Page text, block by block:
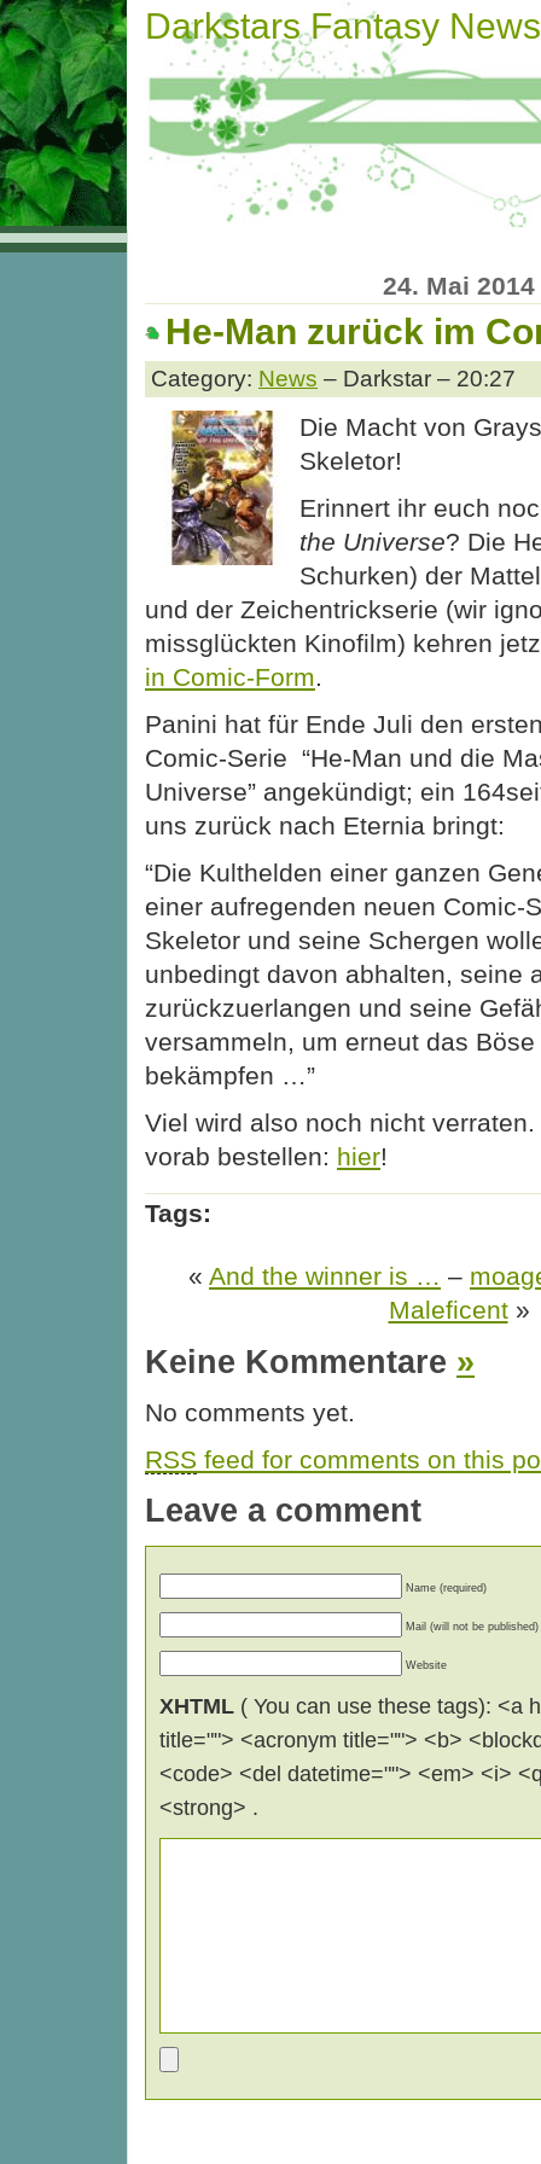
Darkstars Fantasy News
24. Mai 2014
He-Man zurück im
Category: News – Darkstar – 20:27
Die Macht von
Skeletor!
Erinnert ihr euch
the Universe? Die
Schurken) der
und der Zeichentrickserie (wir
missglückten Kinofilm) kehren
in Comic-Form.
Panini hat für Ende Juli den
Comic-Serie “He-Man und die
Universe” angekündigt; ein
uns zurück nach Eternia bringt:
“Die Kulthelden einer ganzen
einer aufregenden neuen Comic-
Skeletor und seine Schergen
unbedingt davon abhalten, seine
zurückzuerlangen und seine
versammeln, um erneut das
bekämpfen …”
Viel wird also noch nicht
vorab bestellen: hier!
Tags:
« And the winner is … –
Maleficent»
Keine Kommentare »
No comments yet.
RSS feed for comments on this
Leave a comment
Name (required)
Mail (will not be published)
Website
XHTML ( You can use these tags): <a
title=""> <acronym title=""> <b>
<code> <del datetime=""> <em> <i>
<strong> .